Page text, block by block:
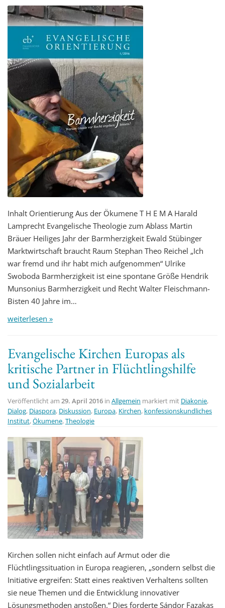
Inhalt Orientierung Aus der Ökumene T H E M A Harald
Lamprecht Evangelische Theologie zum Ablass Martin
Bräuer Heiliges Jahr der Barmherzigkeit Ewald Stübinger
Marktwirtschaft braucht Raum Stephan Theo Reichel „Ich
war fremd und ihr habt mich aufgenommen“ Ulrike
Swoboda Barmherzigkeit ist eine spontane Größe Hendrik
Munsonius Barmherzigkeit und Recht Walter Fleischmann-
Bisten 40 Jahre im…
weiterlesen »
Evangelische Kirchen Europas als
kritische Partner in Flüchtlingshilfe
und Sozialarbeit
Veröffentlicht am 29. April 2016 in Allgemein markiert mit Diakonie,
Dialog, Diaspora, Diskussion, Europa, Kirchen, konfessionskundliches
Institut,Ökumene,Theologie
Kirchen sollen nicht einfach auf Armut oder die
Flüchtlingssituation in Europa reagieren, „sondern selbst die
Initiative ergreifen: Statt eines reaktiven Verhaltens sollten
sie neue Themen und die Entwicklung innovativer
Lösungsmethoden anstoßen.“ Dies forderte Sándor Fazakas